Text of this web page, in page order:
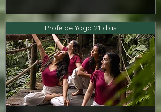
Profe de Yoga 21 días